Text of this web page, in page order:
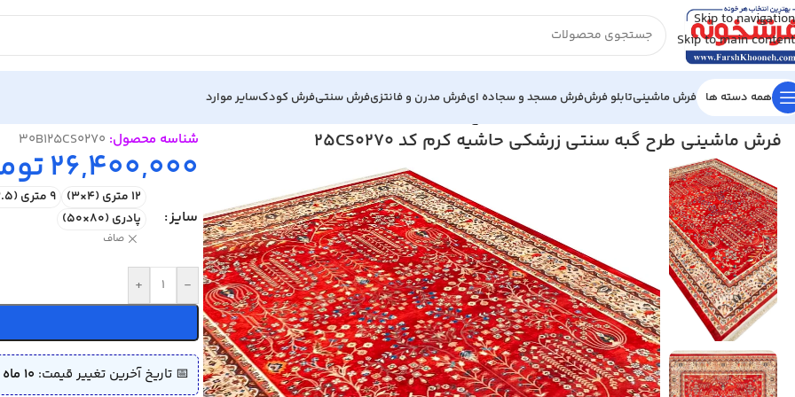
Skip to navigation
Skip to main content
همه دسته ها فرش ماشینیتابلو فرشفرش مسجد و سجاده ایفرش مدرن و فانتزیفرش سنتیفرش کودکسایر موارد
خانه/فرش ماشینی
فرش ماشینی طرح گبه سنتی زرشکی حاشیه کرم کد 25CS0270 شناسه محصول: 30B125CS0270
26,400,000
سایز
12 متری (4×3) 9 متری (3.5×2.5)
پادری (80×50)
صاف
-
+
📅 تاریخ آخرین تغییر قیمت: 10 ماه پیش (1404/07/09)